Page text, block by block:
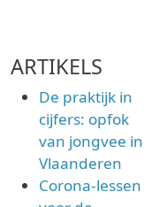
ARTIKELS
De praktijk in
cijfers: opfok
van jongvee in
Vlaanderen
Corona-lessen